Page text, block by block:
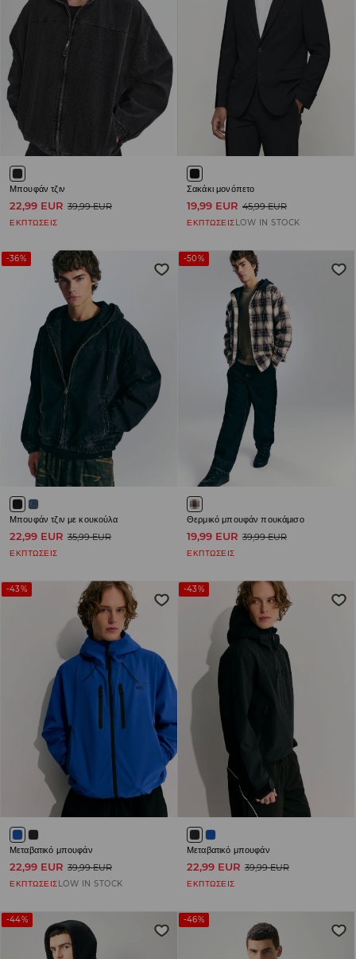
Μπουφάν τζιν
22,99 EUR 39,99 EUR
ΕΚΠΤΩΣΕΙΣ
Σακάκι μονόπετο
19,99 EUR 45,99 EUR
ΕΚΠΤΩΣΕΙΣ LOW IN STOCK
-36%
Μπουφάν τζιν με κουκούλα
22,99 EUR 35,99 EUR
ΕΚΠΤΩΣΕΙΣ
-50%
Θερμικό μπουφάν πουκάμισο
19,99 EUR 39,99 EUR
ΕΚΠΤΩΣΕΙΣ
-43%
Μεταβατικό μπουφάν
22,99 EUR 39,99 EUR
ΕΚΠΤΩΣΕΙΣLOW IN STOCK
-43%
Μεταβατικό μπουφάν
22,99 EUR 39,99 EUR
ΕΚΠΤΩΣΕΙΣ
-44% -46%